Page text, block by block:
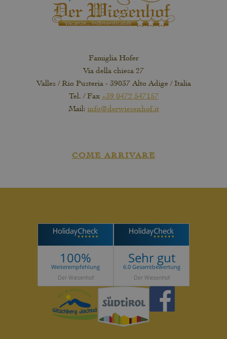
Famiglia Hofer
Via della chiesa 27
Valles / Rio Pusteria - 39037 Alto Adige / Italia
Tel. / Fax +39 0472 547157
Mail: info@derwiesenhof.it
COME ARRIVARE
100%
Weiterempfehlung
Der Wiesenhof
Sehr gut
6.0 Gesamtbewertung
Der Wiesenhof